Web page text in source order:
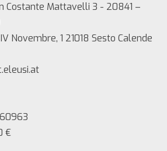
Costante Mattavelli 3 - 20841 –
Novembre, 1 21018 Sesto Calende
€